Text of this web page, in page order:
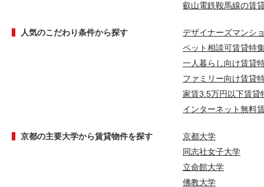
叡山電鉄鞍馬線の賃
人気のこだわり条件から探す
デザイナーズマンシ
ペット相談可賃貸特
一人暮らし向け賃貸
ファミリー向け賃貸
家賃3.5万円以下賃貸
インターネット無料
京都の主要大学から賃貸物件を探す
京都大学
同志社女子大学
立命館大学
佛教大学